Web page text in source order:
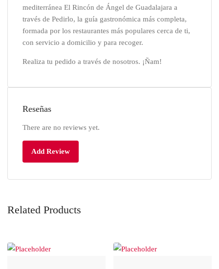
mediterránea El Rincón de Ángel de Guadalajara a
través de Pedirlo, la guía gastronómica más completa,
formada por los restaurantes más populares cerca de ti,
con servicio a domicilio y para recoger.
Realiza tu pedido a través de nosotros. ¡Ñam!
Reseñas
There are no reviews yet.
Add Review
Related Products